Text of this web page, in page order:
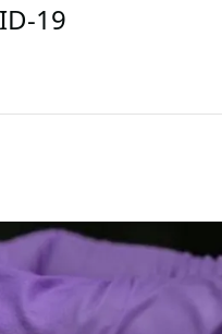
19